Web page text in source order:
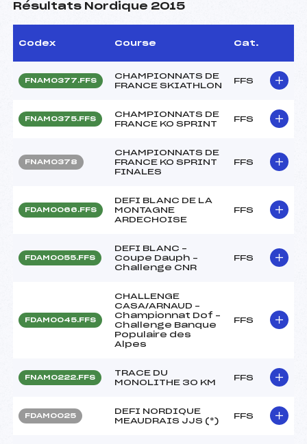
Résultats Nordique 2015
Codex Course Cat.
FNAM0377.FFS
CHAMPIONNATS DE
FRANCE SKIATHLON
FFS
FNAM0375.FFS
CHAMPIONNATS DE
FRANCE KO SPRINT
FFS
FNAM0378
CHAMPIONNATS DE
FRANCE KO SPRINT
FINALES
FFS
FDAM0066.FFS
DEFI BLANC DE LA
MONTAGNE
ARDECHOISE
FFS
FDAM0055.FFS
DEFI BLANC –
Coupe Dauph –
Challenge CNR
FFS
FDAM0045.FFS
CHALLENGE
CASA/ARNAUD –
Championnat Dof –
Challenge Banque
Populaire des
Alpes
FFS
FNAM0222.FFS
TRACE DU
MONOLITHE 30 KM
FFS
FDAM0025
DEFI NORDIQUE
MEAUDRAIS JJS (*)
FFS